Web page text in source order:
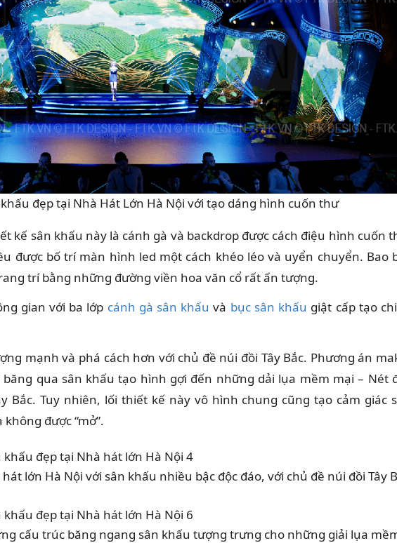
đẹp tại Nhà Hát Lớn Hà Nội với tạo dáng hình cuốn thư
kế sân khấu này là cánh gà và backdrop được cách điệu hình cuốn
được bố trí màn hình led một cách khéo léo và uyển chuyển. Bao
trí bằng những đường viền hoa văn cổ rất ấn tượng.
gian với ba lớp cánh gà sân khấu và bục sân khấu giật cấp tạo
mạnh và phá cách hơn với chủ đề núi đồi Tây Bắc. Phương án
qua sân khấu tạo hình gợi đến những dải lụa mềm mại – Nét
Bắc. Tuy nhiên, lối thiết kế này vô hình chung cũng tạo cảm giác
được “mở”.
lớn Hà Nội với sân khấu nhiều bậc độc đáo, với chủ đề núi đồi Tây
cấu trúc băng ngang sân khấu tượng trưng cho những giải lụa